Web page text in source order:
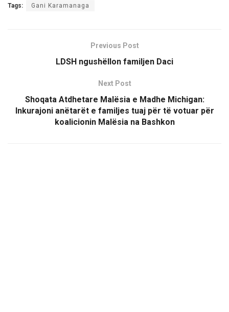
Tags: Gani Karamanaga
Previous Post
LDSH ngushëllon familjen Daci
Next Post
Shoqata Atdhetare Malësia e Madhe Michigan:
Inkurajoni anëtarët e familjes tuaj për të votuar për
koalicionin Malësia na Bashkon